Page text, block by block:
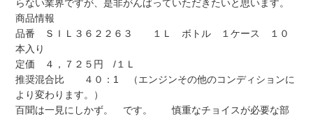
らない業界ですが、是非がんばっていただきたいと思います。
商品情報
品番 ＳＩＬ３６２２６３ １Ｌ ボトル １ケース １０
本入り
定価 ４，７２５円 /１Ｌ
推奨混合比 ４０：1 （エンジンその他のコンディションに
より変わります。）
百聞は一見にしかず。 です。 慎重なチョイスが必要な部